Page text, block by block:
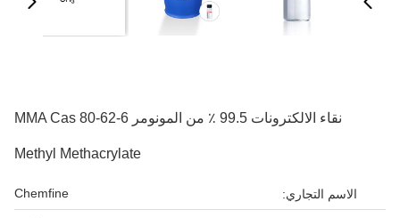
نقاء الالكترونات 99.5 ٪ من المونومر MMA Cas 80-62-6
Methyl Methacrylate
الاسم التجاري: Chemfine